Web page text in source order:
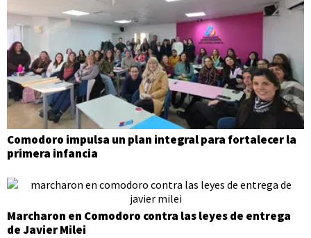
Comodoro impulsa un plan integral para fortalecer la
primera infancia
Marcharon en Comodoro contra las leyes de entrega
de Javier Milei